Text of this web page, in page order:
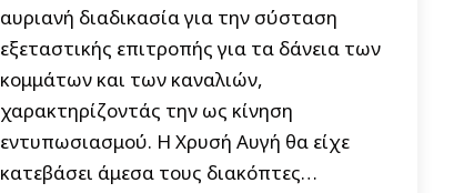
αυριανή διαδικασία για την σύσταση
εξεταστικής επιτροπής για τα δάνεια των
κομμάτων και των καναλιών,
χαρακτηρίζοντάς την ως κίνηση
εντυπωσιασμού. Η Χρυσή Αυγή θα είχε
κατεβάσει άμεσα τους διακόπτες…